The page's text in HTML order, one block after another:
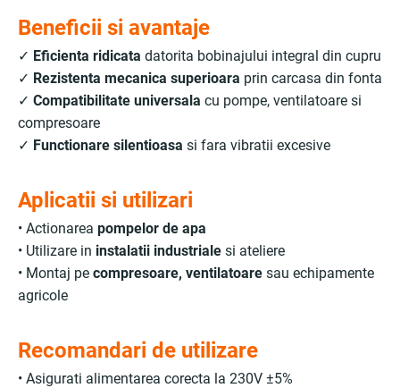
Beneficii si avantaje
✓ Eficienta ridicata datorita bobinajului integral din cupru
✓ Rezistenta mecanica superioara prin carcasa din fonta
✓ Compatibilitate universala cu pompe, ventilatoare si
compresoare
✓ Functionare silentioasa si fara vibratii excesive
Aplicatii si utilizari
• Actionarea pompelor de apa
• Utilizare in instalatii industriale si ateliere
• Montaj pe compresoare, ventilatoare sau echipamente
agricole
Recomandari de utilizare
• Asigurati alimentarea corecta la 230V ±5%